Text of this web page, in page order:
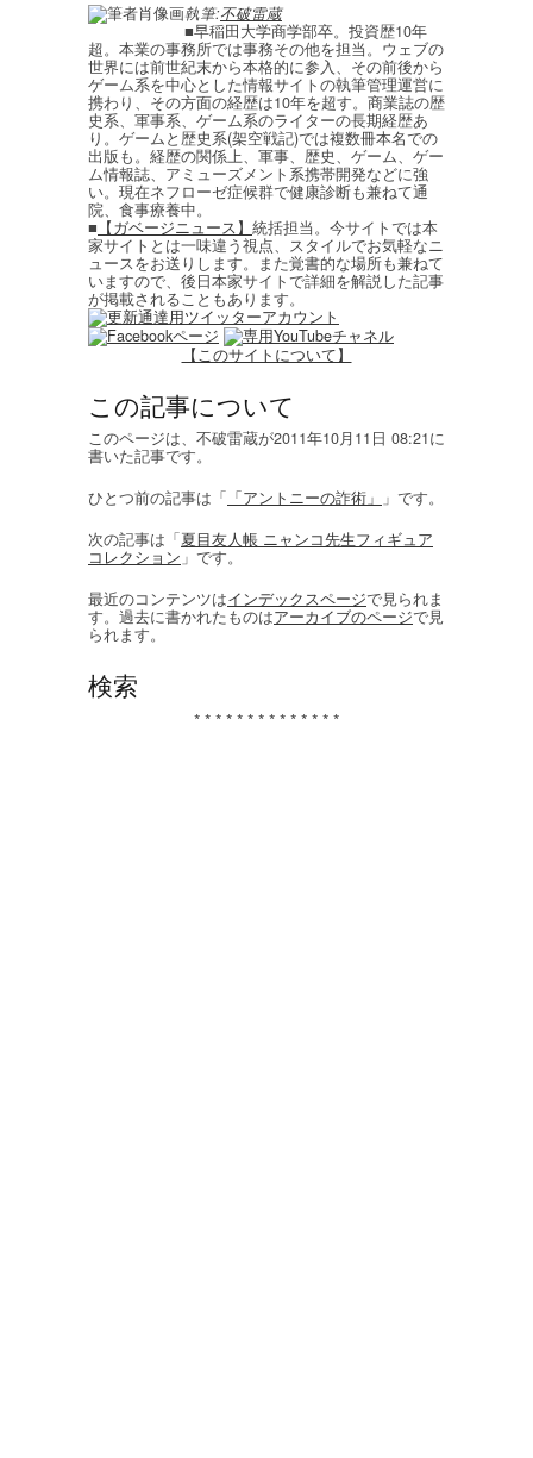
執筆:不破雷蔵
■早稲田大学商学部卒。投資歴10年
超。本業の事務所では事務その他を担当。ウェブの
世界には前世紀末から本格的に参入、その前後から
ゲーム系を中心とした情報サイトの執筆管理運営に
携わり、その方面の経歴は10年を超す。商業誌の歴
史系、軍事系、ゲーム系のライターの長期経歴あ
り。ゲームと歴史系(架空戦記)では複数冊本名での
出版も。経歴の関係上、軍事、歴史、ゲーム、ゲー
ム情報誌、アミューズメント系携帯開発などに強
い。現在ネフローゼ症候群で健康診断も兼ねて通
院、食事療養中。
■ 【ガベージニュース】 統括担当。今サイトでは本
家サイトとは一味違う視点、スタイルでお気軽なニ
ュースをお送りします。また覚書的な場所も兼ねて
いますので、後日本家サイトで詳細を解説した記事
が掲載されることもあります。
【このサイトについて】
この記事について
このページは、不破雷蔵が2011年10月11日 08:21に
書いた記事です。
ひとつ前の記事は「 「アントニーの詐術」
」です。
次の記事は「夏目友人帳 ニャンコ先生フィギュア
コレクション 」です。
最近のコンテンツはインデックスページで見られま
す。過去に書かれたものはアーカイブのページで見
られます。
検索
* * * * * * * * * * * * * *